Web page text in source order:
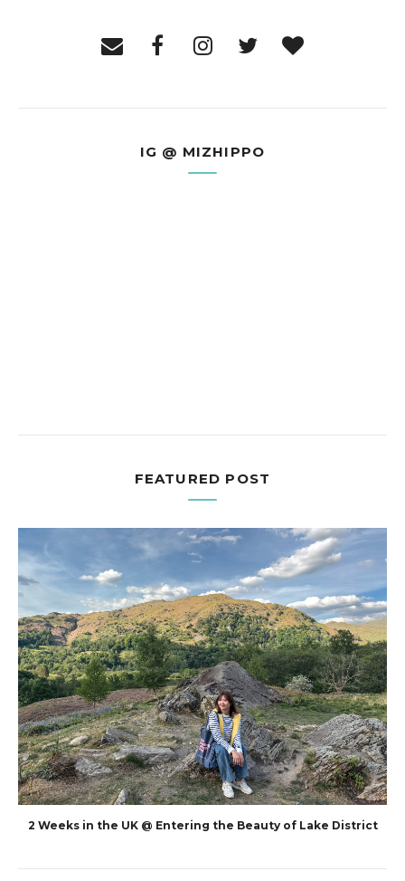
IG @ MIZHIPPO
FEATURED POST
2 Weeks in the UK @ Entering the Beauty of Lake District